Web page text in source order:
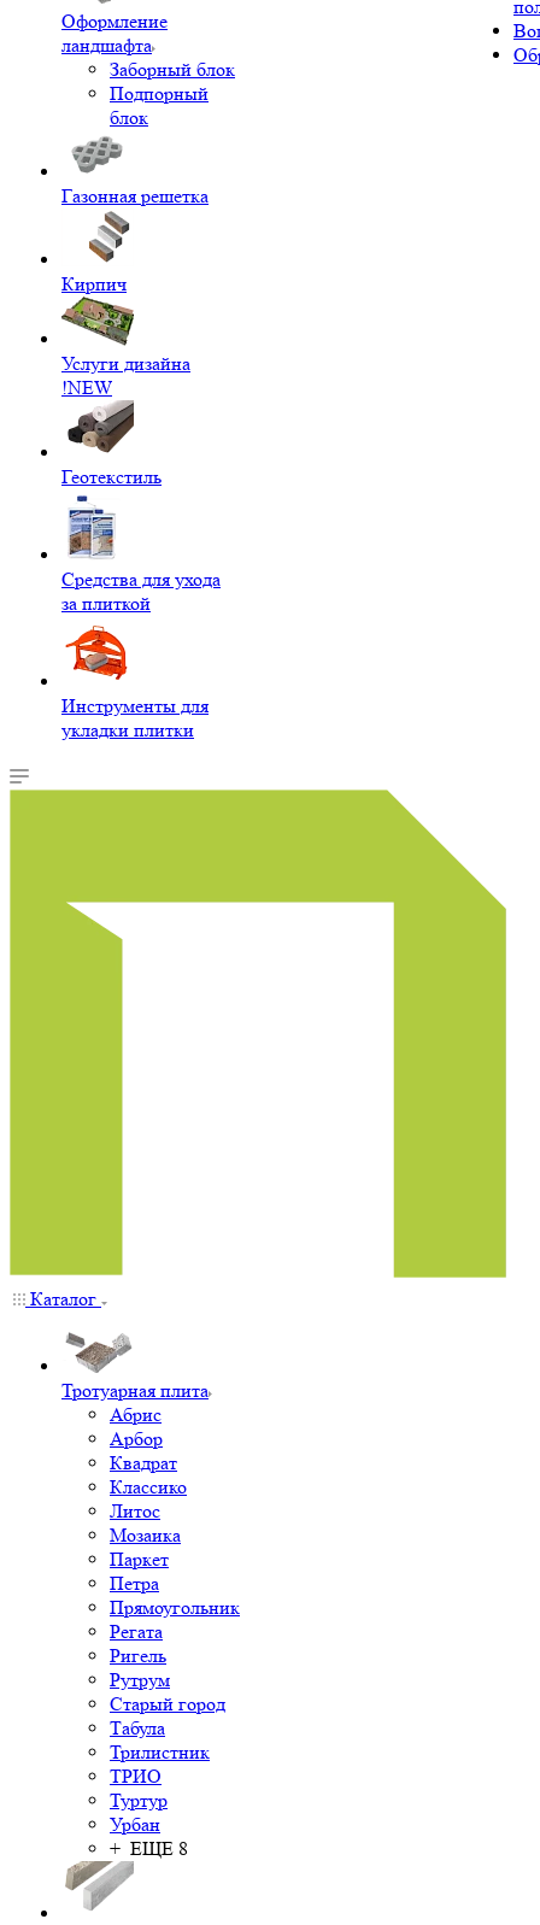
Оформление
ландшафта
Заборный блок
Подпорный
блок
Газонная решетка
Кирпич
Услуги дизайна
!NEW
Геотекстиль
Средства для ухода
за плиткой
Инструменты для
укладки плитки
Каталог
Тротуарная плита
Абрис
Арбор
Квадрат
Классико
Литос
Мозаика
Паркет
Петра
Прямоугольник
Регата
Ригель
Рутрум
Старый город
Табула
Трилистник
ТРИО
Туртур
Урбан
+ ЕЩЕ 8